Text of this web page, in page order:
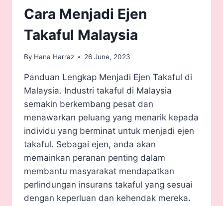
Cara Menjadi Ejen
Takaful Malaysia
By Hana Harraz 26 June, 2023
Panduan Lengkap Menjadi Ejen Takaful di
Malaysia. Industri takaful di Malaysia
semakin berkembang pesat dan
menawarkan peluang yang menarik kepada
individu yang berminat untuk menjadi ejen
takaful. Sebagai ejen, anda akan
memainkan peranan penting dalam
membantu masyarakat mendapatkan
perlindungan insurans takaful yang sesuai
dengan keperluan dan kehendak mereka.